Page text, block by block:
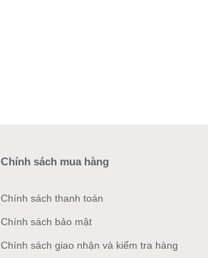
Chính sách mua hàng
Chính sách thanh toán
Chính sách bảo mật
Chính sách giao nhận và kiểm tra hàng